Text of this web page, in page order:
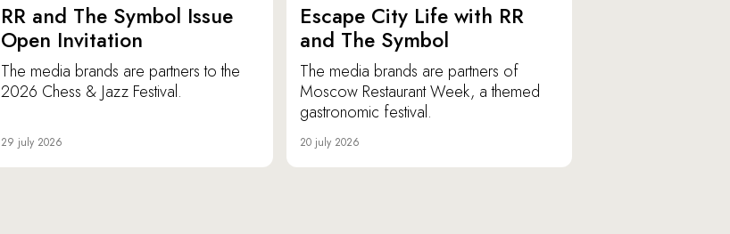
RR and The Symbol Issue
Open Invitation
The media brands are partners to the
2026 Chess & Jazz Festival.
29 july 2026
Escape City Life with RR
and The Symbol
The media brands are partners of
Moscow Restaurant Week, a themed
gastronomic festival.
20 july 2026